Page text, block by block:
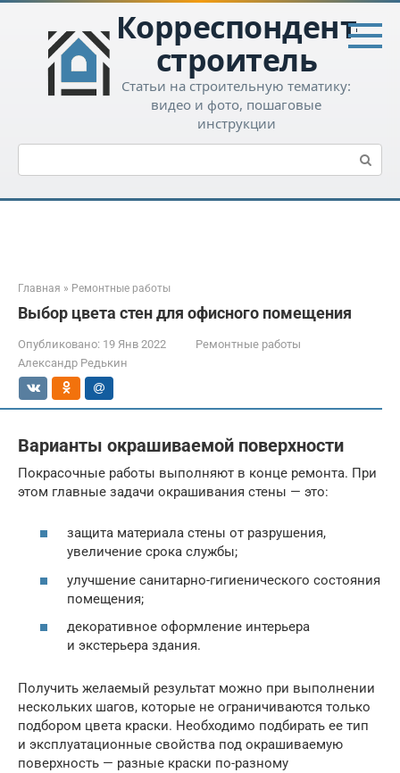
Перейти
контенту
Корреспондент-
строитель
Статьи на строительную тематику:
видео и фото, пошаговые
инструкции
Поиск:
Главная » Ремонтные работы
Выбор цвета стен для офисного помещения
Опубликовано: 19 Янв 2022
Ремонтные работы
Александр Редькин
Варианты окрашиваемой поверхности
Покрасочные работы выполняют в конце ремонта. При
этом главные задачи окрашивания стены — это:
защита материала стены от разрушения,
увеличение срока службы;
улучшение санитарно-гигиенического состояния
помещения;
декоративное оформление интерьера
и экстерьера здания.
Получить желаемый результат можно при выполнении
нескольких шагов, которые не ограничиваются только
подбором цвета краски. Необходимо подбирать ее тип
и эксплуатационные свойства под окрашиваемую
поверхность — разные краски по-разному